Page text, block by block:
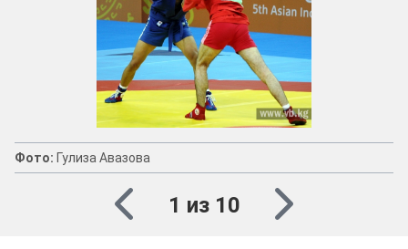
Фото: Гулиза Авазова
1 из 10